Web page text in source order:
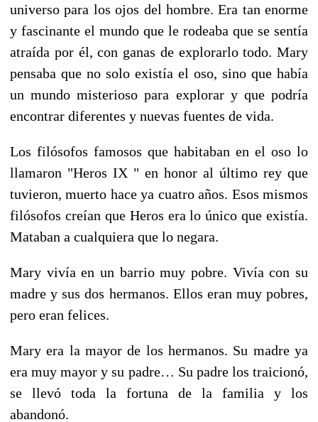
universo para los ojos del hombre. Era tan enorme
y fascinante el mundo que le rodeaba que se sentía
atraída por él, con ganas de explorarlo todo. Mary
pensaba que no solo existía el oso, sino que había
un mundo misterioso para explorar y que podría
encontrar diferentes y nuevas fuentes de vida.
Los filósofos famosos que habitaban en el oso lo
llamaron "Heros IX " en honor al último rey que
tuvieron, muerto hace ya cuatro años. Esos mismos
filósofos creían que Heros era lo único que existía.
Mataban a cualquiera que lo negara.
Mary vivía en un barrio muy pobre. Vivía con su
madre y sus dos hermanos. Ellos eran muy pobres,
pero eran felices.
Mary era la mayor de los hermanos. Su madre ya
era muy mayor y su padre… Su padre los traicionó,
se llevó toda la fortuna de la familia y los
abandonó.